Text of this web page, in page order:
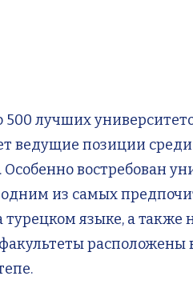
лучших
ведущие позиции
востребован
одним из самых
языке, а также
расположены